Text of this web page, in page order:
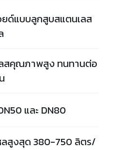
ยด์แบบลูกสูบสแตนเลส
สคุณภาพสูง ทนทานต่อ
และ DN80
ลสูงสุด 380-750 ลิตร/